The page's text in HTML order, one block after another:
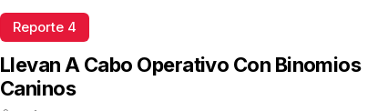
Reporte 4
Llevan A Cabo Operativo Con Binomios
Caninos